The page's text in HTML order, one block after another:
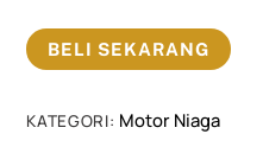
BELI SEKARANG
KATEGORI: Motor Niaga